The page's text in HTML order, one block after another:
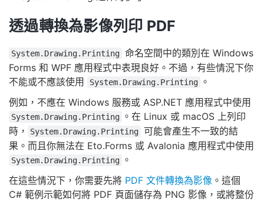
透過轉換為影像列印 PDF
System.Drawing.Printing 命名空間中的類別在 Windows
Forms 和 WPF 應用程式中表現良好。不過，有些情況下你
不能或不應該使用
System.Drawing.Printing 。
例如，不應在 Windows 服務或 ASP.NET 應用程式中使用
System.Drawing.Printing 。在 Linux 或 macOS 上列印
時，
System.Drawing.Printing
可能會產生不一致的結
果。而且你無法在 Eto.Forms 或 Avalonia 應用程式中使用
System.Drawing.Printing 。
在這些情況下，你需要先將 PDF 文件轉換為影像 。這個
C# 範例示範如何將 PDF 頁面儲存為 PNG 影像，或將整份